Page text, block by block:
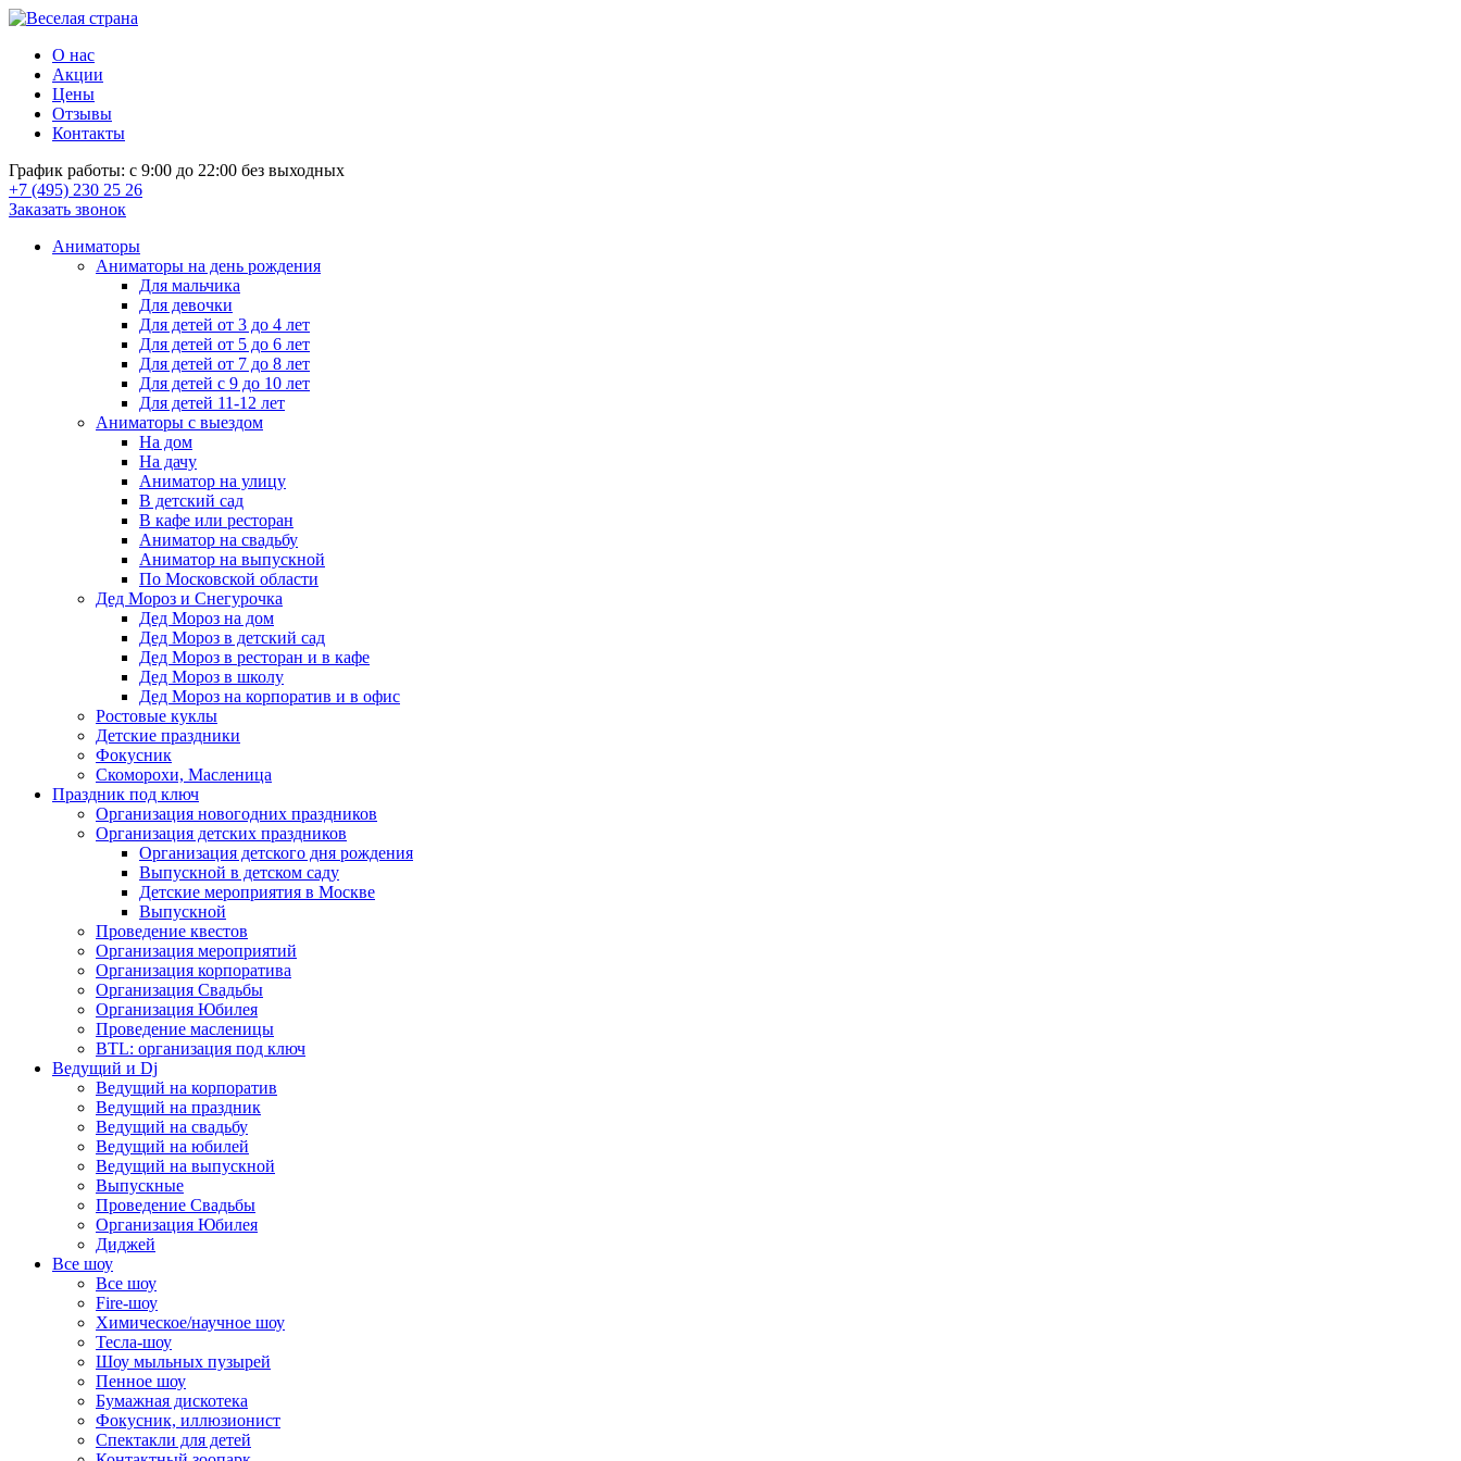
О нас
Акции
Цены
Отзывы
Контакты
График работы: с 9:00 до 22:00 без выходных
+7 (495) 230 25 26
Заказать звонок
Аниматоры
Аниматоры на день рождения
Для мальчика
Для девочки
Для детей от 3 до 4 лет
Для детей от 5 до 6 лет
Для детей от 7 до 8 лет
Для детей с 9 до 10 лет
Для детей 11-12 лет
Аниматоры с выездом
На дом
На дачу
Аниматор на улицу
В детский сад
В кафе или ресторан
Аниматор на свадьбу
Аниматор на выпускной
По Московской области
Дед Мороз и Снегурочка
Дед Мороз на дом
Дед Мороз в детский сад
Дед Мороз в ресторан и в кафе
Дед Мороз в школу
Дед Мороз на корпоратив и в офис
Ростовые куклы
Детские праздники
Фокусник
Скоморохи, Масленица
Праздник под ключ
Организация новогодних праздников
Организация детских праздников
Организация детского дня рождения
Выпускной в детском саду
Детские мероприятия в Москве
Выпускной
Проведение квестов
Организация мероприятий
Организация корпоратива
Организация Свадьбы
Организация Юбилея
Проведение масленицы
BTL: организация под ключ
Ведущий и Dj
Ведущий на корпоратив
Ведущий на праздник
Ведущий на свадьбу
Ведущий на юбилей
Ведущий на выпускной
Выпускные
Проведение Свадьбы
Организация Юбилея
Диджей
Все шоу
Все шоу
Fire-шоу
Химическое/научное шоу
Тесла-шоу
Шоу мыльных пузырей
Пенное шоу
Бумажная дискотека
Фокусник, иллюзионист
Спектакли для детей